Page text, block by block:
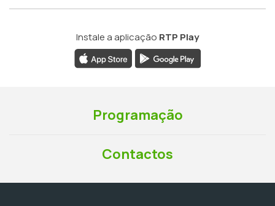
Instale a aplicação RTP Play
Programação
Contactos